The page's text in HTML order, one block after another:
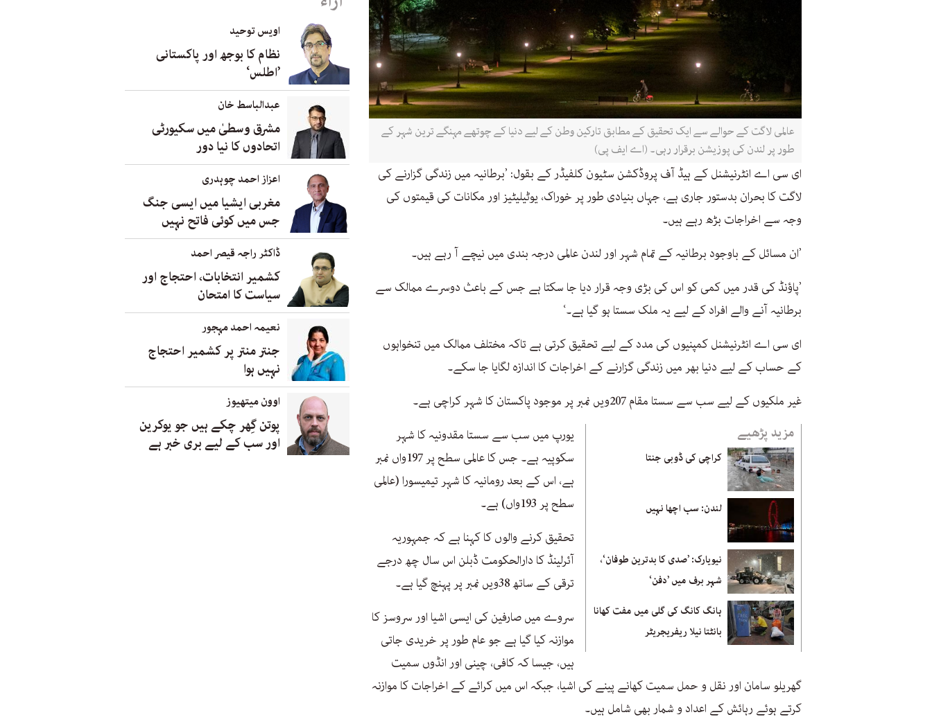
عالمی لاگت کے حوالے سے ایک تحقیق کے مطابق تارکین وطن کے لیے دنیا کے چوتھے مہنگے ترین شہر کے
طور پر لندن کی پوزیشن برقرار رہی۔ ​​​​​​(اے ایف پی)
ای سی اے انٹرنیشنل کے ہیڈ آف پروڈکشن سٹیون کلفیڈر کے بقول: ’برطانیہ میں زندگی گزارنے کی
لاگت کا بحران بدستور جاری ہے، جہاں بنیادی طور پر خوراک، یوٹیلیٹیز اور مکانات کی قیمتوں کی
وجہ سے اخراجات بڑھ رہے ہیں۔
’ان مسائل کے باوجود برطانیہ کے تمام شہر اور لندن عالمی درجہ بندی میں نیچے آ رہے ہیں۔
’پاؤنڈ کی قدر میں کمی کو اس کی بڑی وجہ قرار دیا جا سکتا ہے جس کے باعث دوسرے ممالک سے
برطانیہ آنے والے افراد کے لیے یہ ملک سستا ہو گیا ہے۔‘
ای سی اے انٹرنیشنل کمپنیوں کی مدد کے لیے تحقیق کرتی ہے تاکہ مختلف ممالک میں تنخواہوں
کے حساب کے لیے دنیا بھر میں زندگی گزارنے کے اخراجات کا اندازہ لگایا جا سکے۔
غیر ملکیوں کے لیے سب سے سستا مقام 207ویں نمبر پر موجود پاکستان کا شہر کراچی ہے۔
مزید پڑھیے
کراچی کی ڈوبی جنتا
لندن: سب اچھا نہیں
نیویارک: ’صدی کا بدترین طوفان‘،
شہر برف میں ’دفن‘
ہانگ کانگ کی گلی میں مفت کھانا
بانٹتا نیلا ریفریجریٹر
یورپ میں سب سے سستا مقدونیہ کا شہر
سکوپیہ ہے۔ جس کا عالمی سطح پر 197واں نمبر
ہے، اس کے بعد رومانیہ کا شہر تیمیسورا (عالمی
سطح پر 193واں) ہے۔
تحقیق کرنے والوں کا کہنا ہے کہ جمہوریہ
آئرلینڈ کا دارالحکومت ڈبلن اس سال چھ درجے
ترقی کے ساتھ 38ویں نمبر پر پہنچ گیا ہے۔
سروے میں صارفین کی ایسی اشیا اور سروسز کا
موازنہ کیا گیا ہے جو عام طور پر خریدی جاتی
ہیں، جیسا کہ کافی، چینی اور انڈوں سمیت
گھریلو سامان اور نقل و حمل سمیت کھانے پینے کی اشیا، جبکہ اس میں کرائے کے اخراجات کا موازنہ
کرتے ہوئے رہائش کے اعداد و شمار بھی شامل ہیں۔
اویس توحید
نظام کا بوجھ اور پاکستانی
’اطلس‘
عبدالباسط خان
مشرق وسطیٰ میں سکیورٹی
اتحادوں کا نیا دور
اعزاز احمد چوہدری
مغربی ایشیا میں ایسی جنگ
جس میں کوئی فاتح نہیں
ڈاکٹر راجہ قیصر احمد
کشمیر انتخابات، احتجاج اور
سیاست کا امتحان
نعیمہ احمد مہجور
جنتر منتر پر کشمیر احتجاج
نہیں ہوا
اوون میتھیوز
پوتن گِھر چکے ہیں جو یوکرین
اور سب کے لیے بری خبر ہے